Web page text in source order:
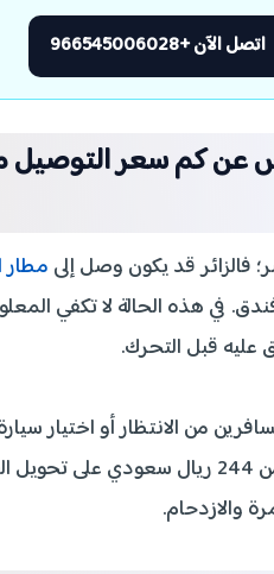
اتصل الآن +966545006028
فالزائر قد يكون وصل إلى مطار
في هذه الحالة لا تكفي
عليه قبل التحرك.
من الانتظار أو اختيار
جدة الى مكة بسعر يبدأ من 244
والازدحام.